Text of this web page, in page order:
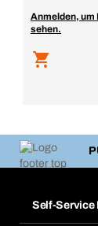
Anmelden, um
sehen.
Self-Service